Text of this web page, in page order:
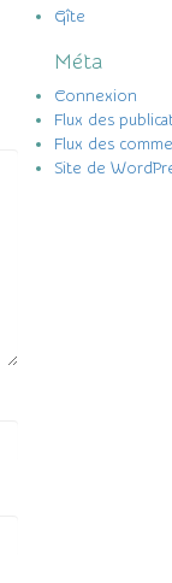
Gîte
Méta
Connexion
Flux des
Flux des
Site de